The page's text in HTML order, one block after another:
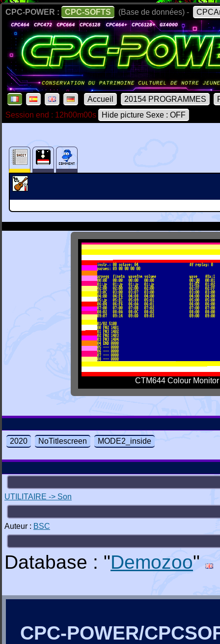
CPC-POWER : CPC-SOFTS (Base de données) -
Accueil 20154 PROGRAMMES
Session end : 12h00m00s
Hide picture Sexe : OFF
CTM644 Colour Monitor
2020 NoTitlescreen MODE2_inside
UTILITAIRE -> Son
Auteur : BSC
Database : "Demozoo"
CPC-POWER/